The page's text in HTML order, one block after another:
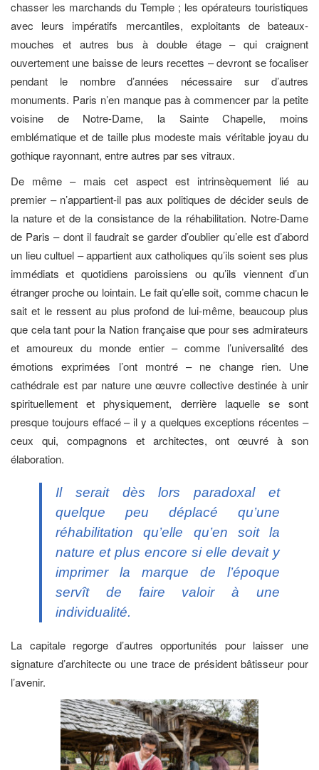
chasser les marchands du Temple ; les opérateurs touristiques
avec leurs impératifs mercantiles, exploitants de bateaux-
mouches et autres bus à double étage – qui craignent
ouvertement une baisse de leurs recettes – devront se focaliser
pendant le nombre d’années nécessaire sur d’autres
monuments. Paris n’en manque pas à commencer par la petite
voisine de Notre-Dame, la Sainte Chapelle, moins
emblématique et de taille plus modeste mais véritable joyau du
gothique rayonnant, entre autres par ses vitraux.
De même – mais cet aspect est intrinsèquement lié au
premier – n’appartient-il pas aux politiques de décider seuls de
la nature et de la consistance de la réhabilitation. Notre-Dame
de Paris – dont il faudrait se garder d’oublier qu’elle est d’abord
un lieu cultuel – appartient aux catholiques qu’ils soient ses plus
immédiats et quotidiens paroissiens ou qu’ils viennent d’un
étranger proche ou lointain. Le fait qu’elle soit, comme chacun le
sait et le ressent au plus profond de lui-même, beaucoup plus
que cela tant pour la Nation française que pour ses admirateurs
et amoureux du monde entier – comme l’universalité des
émotions exprimées l’ont montré – ne change rien. Une
cathédrale est par nature une œuvre collective destinée à unir
spirituellement et physiquement, derrière laquelle se sont
presque toujours effacé – il y a quelques exceptions récentes –
ceux qui, compagnons et architectes, ont œuvré à son
élaboration.
Il serait dès lors paradoxal et
quelque peu déplacé qu’une
réhabilitation qu’elle qu’en soit la
nature et plus encore si elle devait y
imprimer la marque de l’époque
servît de faire valoir à une
individualité.
La capitale regorge d’autres opportunités pour laisser une
signature d’architecte ou une trace de président bâtisseur pour
l’avenir.